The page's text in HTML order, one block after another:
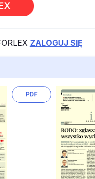
ZALOGUJ SIĘ
PDF